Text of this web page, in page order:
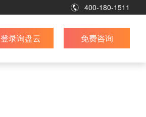
400-180-1511
登录询盘云 免费咨询